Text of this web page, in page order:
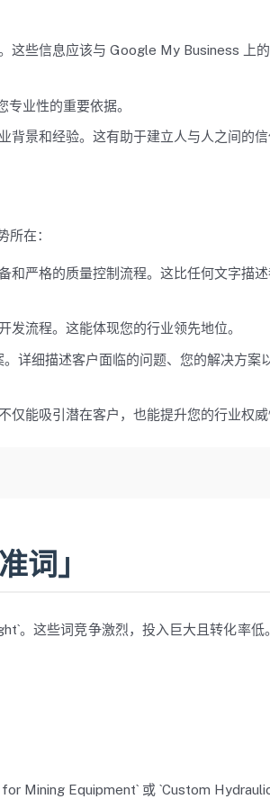
这些信息应该与 Google My Business 上
业性的重要依据。
景和经验。这有助于建立人与人之间的信
在：
和严格的质量控制流程。这比任何文字描
流程。这能体现您的行业领先地位。
详细描述客户面临的问题、您的解决方案
能吸引潜在客户，也能提升您的行业权威
词」
。这些词竞争激烈，投入巨大且转化率低
Mining Equipment` 或 `Custom